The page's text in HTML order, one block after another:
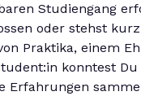
Studiengang
oder stehst
Praktika, einem
konntest
Erfahrungen